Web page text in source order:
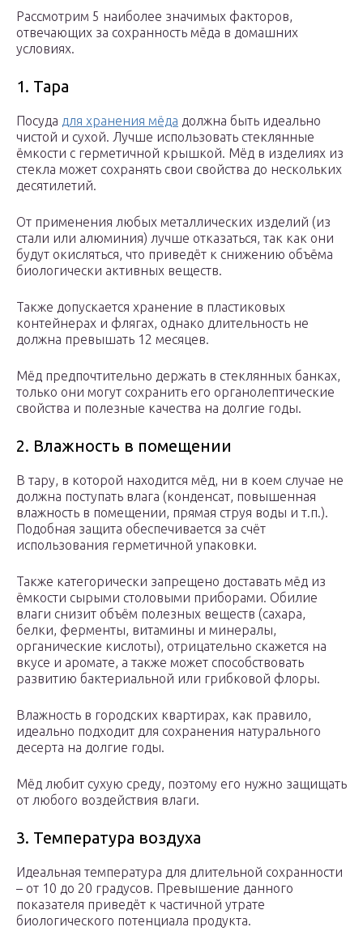
Рассмотрим 5 наиболее значимых факторов,
отвечающих за сохранность мёда в домашних
условиях.
1. Тара
Посуда для хранения мёда должна быть идеально
чистой и сухой. Лучше использовать стеклянные
ёмкости с герметичной крышкой. Мёд в изделиях из
стекла может сохранять свои свойства до нескольких
десятилетий.
От применения любых металлических изделий (из
стали или алюминия) лучше отказаться, так как они
будут окисляться, что приведёт к снижению объёма
биологически активных веществ.
Также допускается хранение в пластиковых
контейнерах и флягах, однако длительность не
должна превышать 12 месяцев.
Мёд предпочтительно держать в стеклянных банках,
только они могут сохранить его органолептические
свойства и полезные качества на долгие годы.
2. Влажность в помещении
В тару, в которой находится мёд, ни в коем случае не
должна поступать влага (конденсат, повышенная
влажность в помещении, прямая струя воды и т.п.).
Подобная защита обеспечивается за счёт
использования герметичной упаковки.
Также категорически запрещено доставать мёд из
ёмкости сырыми столовыми приборами. Обилие
влаги снизит объём полезных веществ (сахара,
белки, ферменты, витамины и минералы,
органические кислоты), отрицательно скажется на
вкусе и аромате, а также может способствовать
развитию бактериальной или грибковой флоры.
Влажность в городских квартирах, как правило,
идеально подходит для сохранения натурального
десерта на долгие годы.
Мёд любит сухую среду, поэтому его нужно защищать
от любого воздействия влаги.
3. Температура воздуха
Идеальная температура для длительной сохранности
– от 10 до 20 градусов. Превышение данного
показателя приведёт к частичной утрате
биологического потенциала продукта.